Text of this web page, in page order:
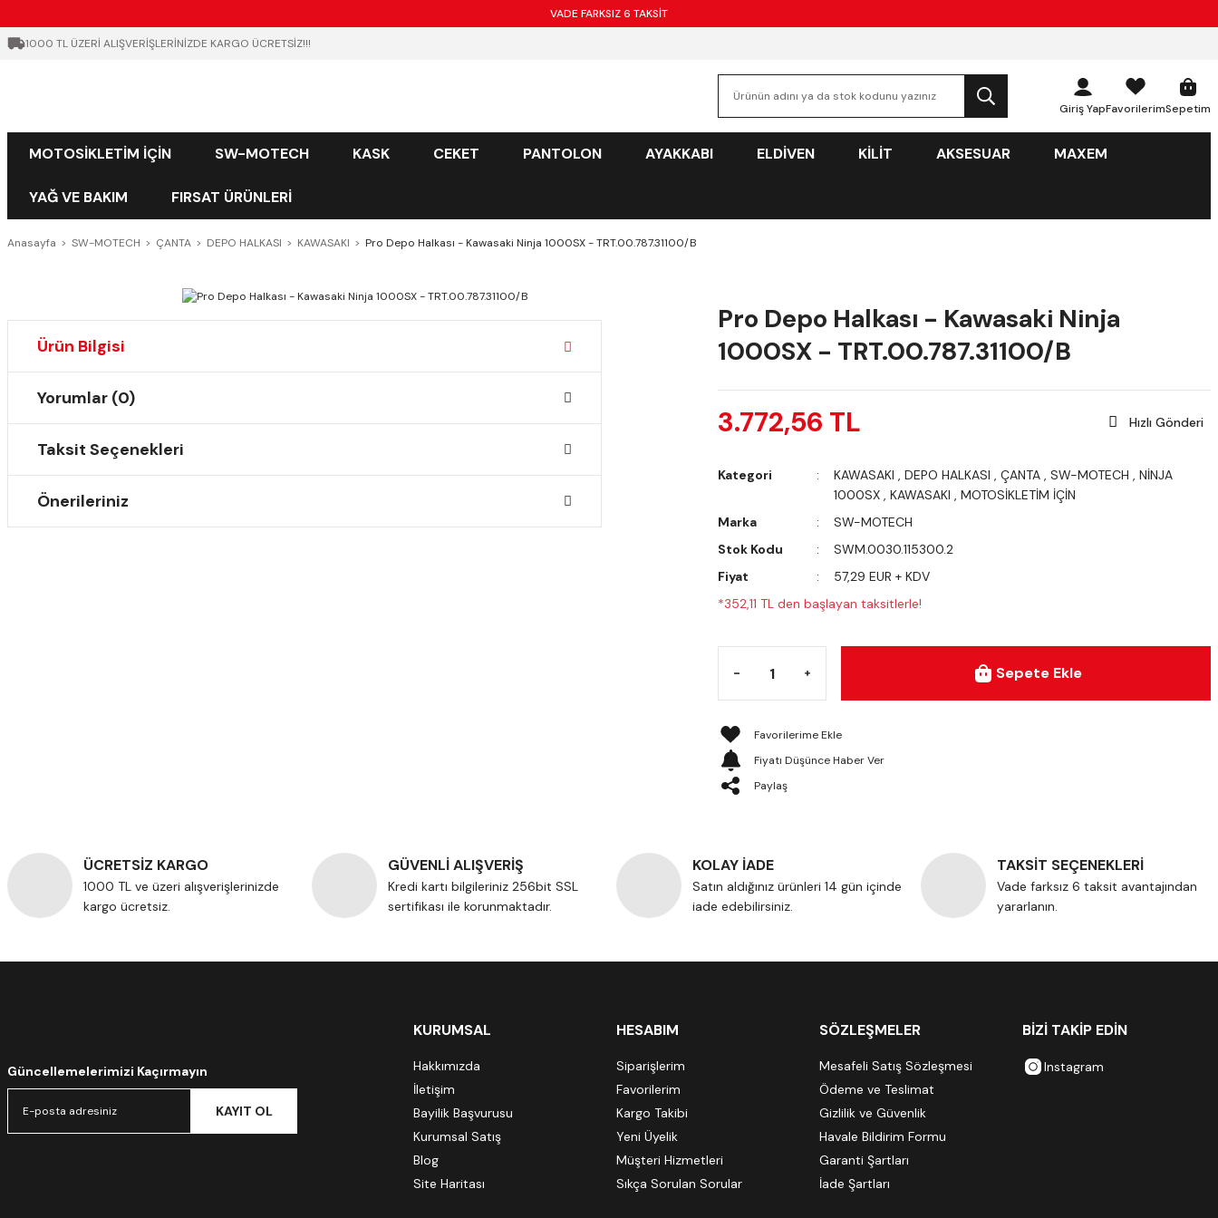
VADE FARKSIZ 6 TAKSİT
1000 TL ÜZERİ ALIŞVERİŞLERİNİZDE KARGO ÜCRETSİZ!!!
Giriş YapFavorilerimSepetim
MOTOSİKLETİM İÇİN SW-MOTECH KASK CEKET PANTOLON AYAKKABI ELDİVEN KİLİT AKSESUAR MAXEM
YAĞ VE BAKIM FIRSAT ÜRÜNLERİ
Anasayfa SW-MOTECH ÇANTA DEPO HALKASI KAWASAKI Pro Depo Halkası - Kawasaki Ninja 1000SX - TRT.00.787.31100/B
Ürün Bilgisi
Yorumlar (0)
Taksit Seçenekleri
Önerileriniz
Pro Depo Halkası - Kawasaki Ninja
1000SX - TRT.00.787.31100/B
3.772,56 TL Hızlı Gönderi
Kategori KAWASAKI , DEPO HALKASI , ÇANTA , SW-MOTECH , NİNJA
1000SX , KAWASAKI , MOTOSİKLETİM İÇİN
Marka
SW-MOTECH
Stok Kodu
SWM.0030.115300.2
Fiyat
57,29 EUR + KDV
*352,11 TL den başlayan taksitlerle!
Sepete Ekle
Fiyatı Düşünce Haber Ver
Paylaş
ÜCRETSİZ KARGO
1000 TL ve üzeri alışverişlerinizde
kargo ücretsiz.
GÜVENLİ ALIŞVERİŞ
Kredi kartı bilgileriniz 256bit SSL
sertifikası ile korunmaktadır.
KOLAY İADE
Satın aldığınız ürünleri 14 gün içinde
iade edebilirsiniz.
TAKSİT SEÇENEKLERİ
Vade farksız 6 taksit avantajından
yararlanın.
Güncellemelerimizi Kaçırmayın
KAYIT OL
KURUMSAL
Hakkımızda
İletişim
Bayilik Başvurusu
Kurumsal Satış
Blog
Site Haritası
HESABIM
Siparişlerim
Favorilerim
Kargo Takibi
Yeni Üyelik
Müşteri Hizmetleri
Sıkça Sorulan Sorular
SÖZLEŞMELER
Mesafeli Satış Sözleşmesi
Ödeme ve Teslimat
Gizlilik ve Güvenlik
Havale Bildirim Formu
Garanti Şartları
İade Şartları
BİZİ TAKİP EDİN
Instagram